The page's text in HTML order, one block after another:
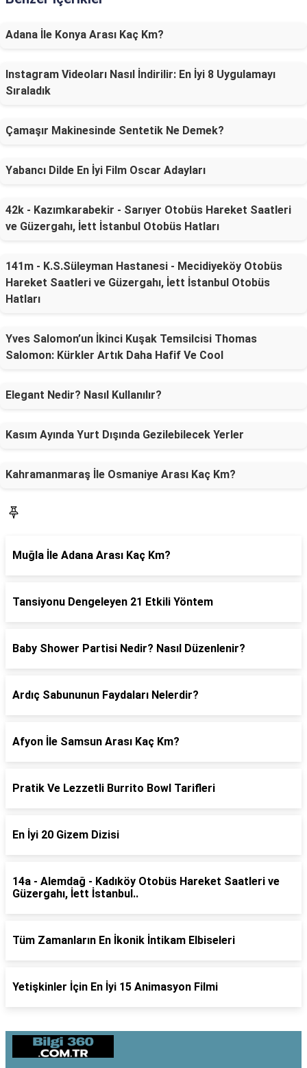
Adana İle Konya Arası Kaç Km?
Instagram Videoları Nasıl İndirilir: En İyi 8 Uygulamayı
Sıraladık
Çamaşır Makinesinde Sentetik Ne Demek?
Yabancı Dilde En İyi Film Oscar Adayları
42k - Kazımkarabekir - Sarıyer Otobüs Hareket Saatleri
ve Güzergahı, İett İstanbul Otobüs Hatları
141m - K.S.Süleyman Hastanesi - Mecidiyeköy Otobüs
Hareket Saatleri ve Güzergahı, İett İstanbul Otobüs
Hatları
Yves Salomon’un İkinci Kuşak Temsilcisi Thomas
Salomon: Kürkler Artık Daha Hafif Ve Cool
Elegant Nedir? Nasıl Kullanılır?
Kasım Ayında Yurt Dışında Gezilebilecek Yerler
Kahramanmaraş İle Osmaniye Arası Kaç Km?
Muğla İle Adana Arası Kaç Km?
Tansiyonu Dengeleyen 21 Etkili Yöntem
Baby Shower Partisi Nedir? Nasıl Düzenlenir?
Ardıç Sabununun Faydaları Nelerdir?
Afyon İle Samsun Arası Kaç Km?
Pratik Ve Lezzetli Burrito Bowl Tarifleri
En İyi 20 Gizem Dizisi
14a - Alemdağ - Kadıköy Otobüs Hareket Saatleri ve
Güzergahı, İett İstanbul..
Tüm Zamanların En İkonik İntikam Elbiseleri
Yetişkinler İçin En İyi 15 Animasyon Filmi